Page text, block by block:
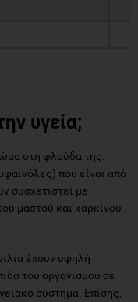
υγεία;
στη φλούδα της.
που είναι από
συσχετιστεί με
μαστού και καρκίνου
έχουν υψηλή
του οργανισμού σε
σύστημα. Επίσης,